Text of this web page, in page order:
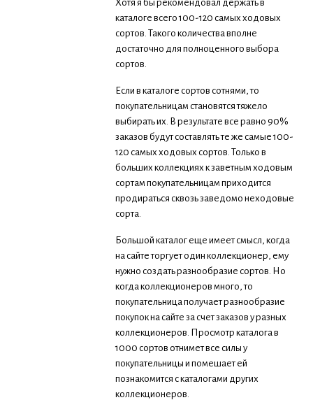
Хотя я бы рекомендовал держать в
каталоге всего 100-120 самых ходовых
сортов. Такого количества вполне
достаточно для полноценного выбора
сортов.
Если в каталоге сортов сотнями, то
покупательницам становятся тяжело
выбирать их. В результате все равно 90%
заказов будут составлять те же самые 100-
120 самых ходовых сортов. Только в
больших коллекциях к заветным ходовым
сортам покупательницам приходится
продираться сквозь заведомо неходовые
сорта.
Большой каталог еще имеет смысл, когда
на сайте торгует один коллекционер, ему
нужно создать разнообразие сортов. Но
когда коллекционеров много, то
покупательница получает разнообразие
покупок на сайте за счет заказов у разных
коллекционеров. Просмотр каталога в
1000 сортов отнимет все силы у
покупательницы и помешает ей
познакомится с каталогами других
коллекционеров.